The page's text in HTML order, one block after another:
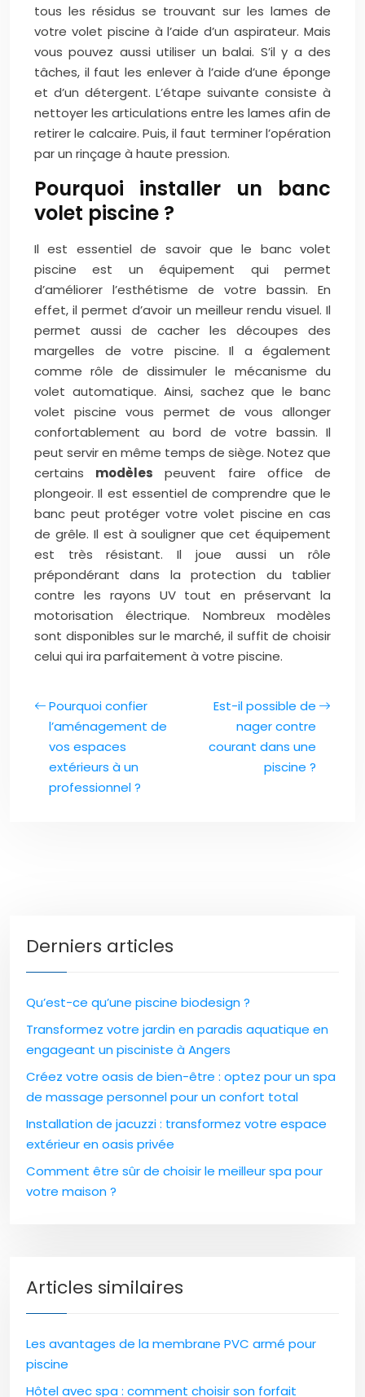
tous les résidus se trouvant sur les lames de
votre volet piscine à l’aide d’un aspirateur. Mais
vous pouvez aussi utiliser un balai. S’il y a des
tâches, il faut les enlever à l’aide d’une éponge
et d’un détergent. L’étape suivante consiste à
nettoyer les articulations entre les lames afin de
retirer le calcaire. Puis, il faut terminer l’opération
par un rinçage à haute pression.
Pourquoi installer un banc
volet piscine ?
Il est essentiel de savoir que le banc volet
piscine est un équipement qui permet
d’améliorer l’esthétisme de votre bassin. En
effet, il permet d’avoir un meilleur rendu visuel. Il
permet aussi de cacher les découpes des
margelles de votre piscine. Il a également
comme rôle de dissimuler le mécanisme du
volet automatique. Ainsi, sachez que le banc
volet piscine vous permet de vous allonger
confortablement au bord de votre bassin. Il
peut servir en même temps de siège. Notez que
certains modèles peuvent faire office de
plongeoir. Il est essentiel de comprendre que le
banc peut protéger votre volet piscine en cas
de grêle. Il est à souligner que cet équipement
est très résistant. Il joue aussi un rôle
prépondérant dans la protection du tablier
contre les rayons UV tout en préservant la
motorisation électrique. Nombreux modèles
sont disponibles sur le marché, il suffit de choisir
celui qui ira parfaitement à votre piscine.
Pourquoi confier
l’aménagement de
vos espaces
extérieurs à un
professionnel ?
Est-il possible de
nager contre
courant dans une
piscine ?
Derniers articles
Qu’est-ce qu’une piscine biodesign ?
Transformez votre jardin en paradis aquatique en
engageant un pisciniste à Angers
Créez votre oasis de bien-être : optez pour un spa
de massage personnel pour un confort total
Installation de jacuzzi : transformez votre espace
extérieur en oasis privée
Comment être sûr de choisir le meilleur spa pour
votre maison ?
Articles similaires
Les avantages de la membrane PVC armé pour
piscine
Hôtel avec spa : comment choisir son forfait